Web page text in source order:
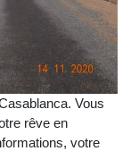
Vous
rêve en
votre